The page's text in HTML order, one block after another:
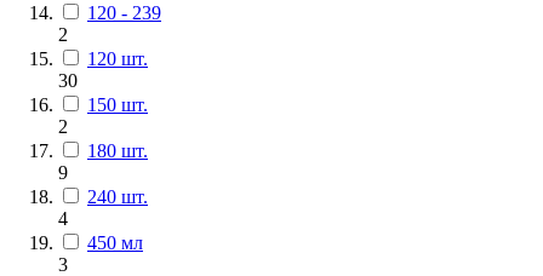
120 - 239
2
120 шт.
30
150 шт.
2
180 шт.
9
240 шт.
4
450 мл
3